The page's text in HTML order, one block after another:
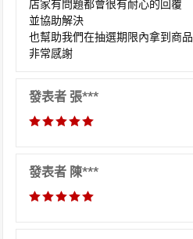
店家有問題都會很有耐心的回覆
並協助解決
也幫助我們在抽選期限內拿到商品
非常感謝
發表者 張***
發表者 陳***